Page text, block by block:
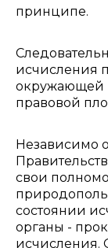
принципе.
исчисления
окружающей
правовой
Независимо
свои
состоянии
органы -
исчисления.